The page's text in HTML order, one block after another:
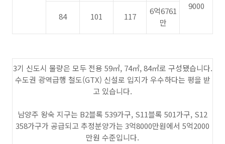
9000
84
101 117
6억6761
만
3기 신도시 물량은 모두 전용 59㎡, 74㎡, 84㎡로 구성됐습니다.
수도권 광역급행 철도(GTX) 신설로 입지가 우수하다는 평을 받
고 있습니다.
남양주 왕숙 지구는 B2블록 539가구, S11블록 501가구, S12
358가구가 공급되고 추정분양가는 3억8000만원에서 5억2000
만원 수준입니다.